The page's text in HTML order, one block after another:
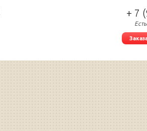
+ 7